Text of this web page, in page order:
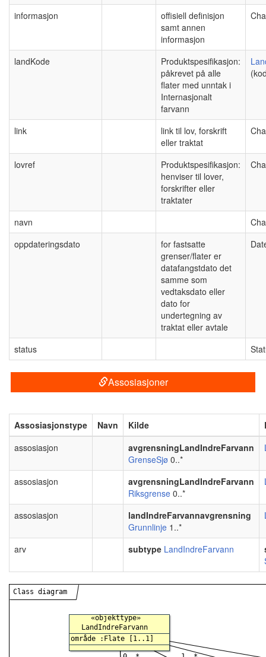
informasjon
offisiell definisjon
samt annen
informasjon
landKode
Produktspesifikasjon:
påkrevet på alle
flater med unntak i
Internasjonalt
farvann
link
link til lov, forskrift
eller traktat
lovref
Produktspesifikasjon:
henviser til lover,
forskrifter eller
traktater
navn
oppdateringsdato
for fastsatte
grenser/flater er
datafangstdato det
samme som
vedtaksdato eller
dato for
undertegning av
traktat eller avtale
status
Assosiasjoner
Assosiasjonstype Navn Kilde
assosiasjon
avgrensningLandIndreFarvann
GrenseSjø 0..*
assosiasjon
avgrensningLandIndreFarvann
Riksgrense 0..*
assosiasjon
landIndreFarvannavgrensning
Grunnlinje 1..*
arv subtype LandIndreFarvann